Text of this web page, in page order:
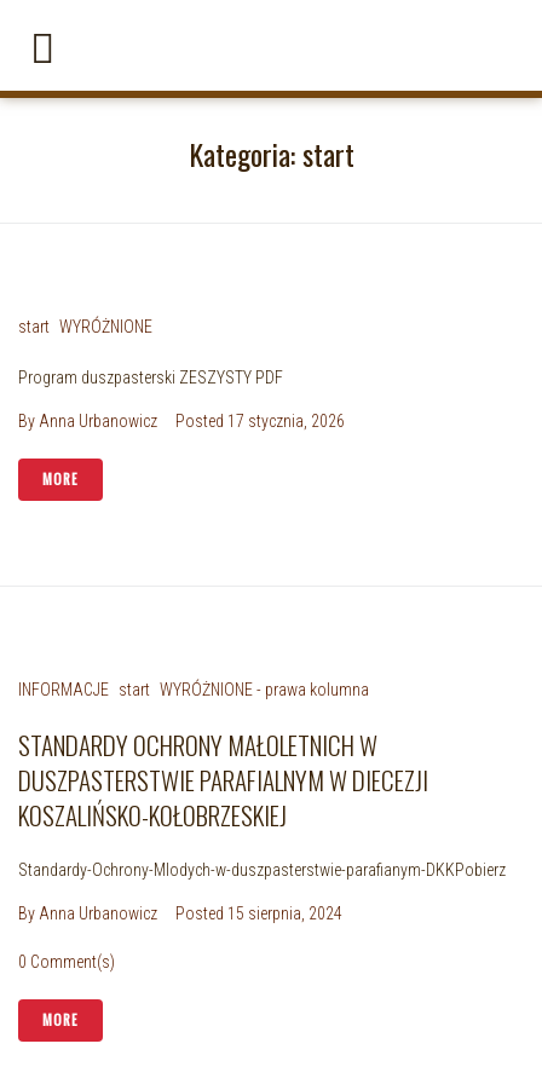
Kategoria:start
start WYRÓŻNIONE
Program duszpasterski ZESZYSTY PDF
By Anna Urbanowicz Posted 17 stycznia, 2026
MORE
INFORMACJE start WYRÓŻNIONE - prawa kolumna
STANDARDY OCHRONY MAŁOLETNICH W
DUSZPASTERSTWIE PARAFIALNYM W DIECEZJI
KOSZALIŃSKO-KOŁOBRZESKIEJ
Standardy-Ochrony-Mlodych-w-duszpasterstwie-parafianym-DKKPobierz
By Anna Urbanowicz Posted 15 sierpnia, 2024
0 Comment(s)
MORE